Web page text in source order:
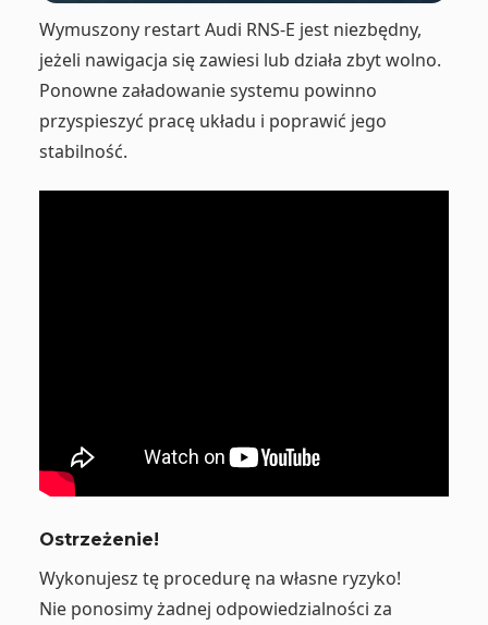
Wymuszony restart Audi RNS-E jest niezbędny,
jeżeli nawigacja się zawiesi lub działa zbyt wolno.
Ponowne załadowanie systemu powinno
przyspieszyć pracę układu i poprawić jego
stabilność.
Ostrzeżenie!
Wykonujesz tę procedurę na własne ryzyko!
Nie ponosimy żadnej odpowiedzialności za